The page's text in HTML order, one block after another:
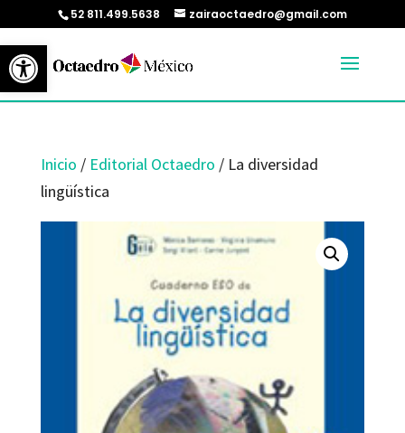
Abrir barra de herramientas
52 811.499.5638 zairaoctaedro@gmail.com
Inicio / Editorial Octaedro / La diversidad
lingüística